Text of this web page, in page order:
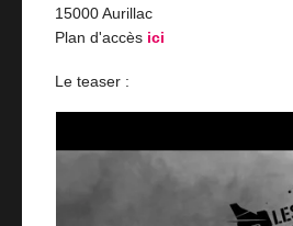
15000 Aurillac
Plan d'accès ici
Le teaser :